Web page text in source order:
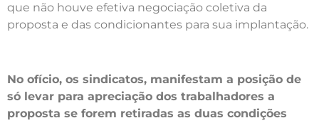
que não houve efetiva negociação coletiva da
proposta e das condicionantes para sua implantação.
No ofício, os sindicatos, manifestam a posição de
só levar para apreciação dos trabalhadores a
proposta se forem retiradas as duas condições